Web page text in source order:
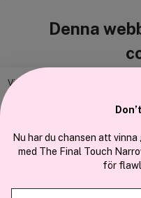
Denna
Vi använder
och annan information från
och analysföretag som vi
kombinera informationen med
tillhandahållit eller som de har
Cocopanda.se
Om oss
Nu har du chansen att
med The Final Touch
för